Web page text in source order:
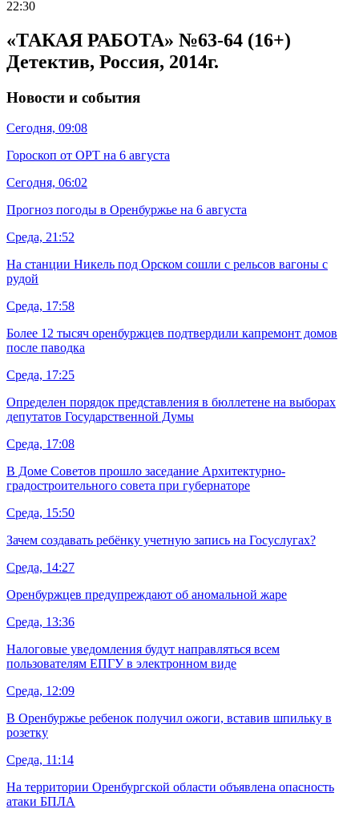
22:30
«ТАКАЯ РАБОТА» №63-64 (16+)
Детектив, Россия, 2014г.
Новости и события
Сегодня, 09:08
Гороскоп от ОРТ на 6 августа
Сегодня, 06:02
Прогноз погоды в Оренбуржье на 6 августа
Среда, 21:52
На станции Никель под Орском сошли с рельсов вагоны с
рудой
Среда, 17:58
Более 12 тысяч оренбуржцев подтвердили капремонт домов
после паводка
Среда, 17:25
Определен порядок представления в бюллетене на выборах
депутатов Государственной Думы
Среда, 17:08
В Доме Советов прошло заседание Архитектурно-
градостроительного совета при губернаторе
Среда, 15:50
Зачем создавать ребёнку учетную запись на Госуслугах?
Среда, 14:27
Оренбуржцев предупреждают об аномальной жаре
Среда, 13:36
Налоговые уведомления будут направляться всем
пользователям ЕПГУ в электронном виде
Среда, 12:09
В Оренбуржье ребенок получил ожоги, вставив шпильку в
розетку
Среда, 11:14
На территории Оренбургской области объявлена опасность
атаки БПЛА